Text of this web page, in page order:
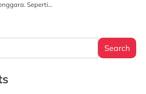
Seperti…
Search